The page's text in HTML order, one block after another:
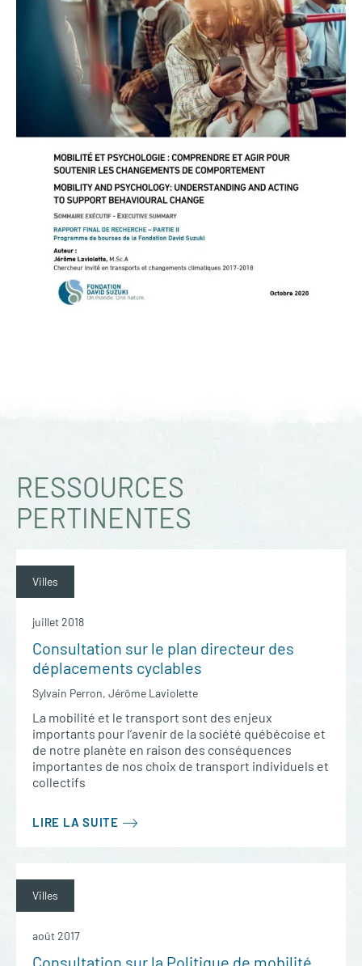
RESSOURCES
PERTINENTES
Villes
juillet 2018
Consultation sur le plan directeur des
déplacements cyclables
Sylvain Perron, Jérôme Laviolette
La mobilité et le transport sont des enjeux
importants pour l’avenir de la société québécoise et
de notre planète en raison des conséquences
importantes de nos choix de transport individuels et
collectifs
LIRE LA SUITE
Villes
août 2017
Consultation sur la Politique de mobilité